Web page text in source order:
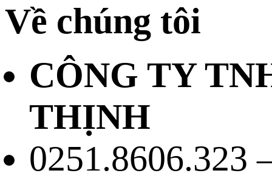
Về chúng tôi
CÔNG TY
THỊNH
0251.8606.323